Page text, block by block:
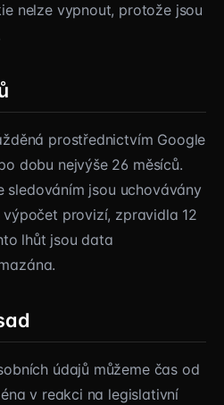
nelze vypnout, protože jsou
prostřednictvím Google
dobu nejvýše 26 měsíců.
sledováním jsou uchovávány
provizí, zpravidla 12
lhůt jsou data
údajů můžeme čas od
v reakci na legislativní